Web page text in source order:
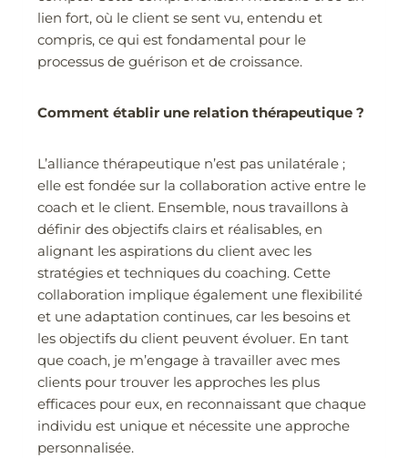
lien fort, où le client se sent vu, entendu et
compris, ce qui est fondamental pour le
processus de guérison et de croissance.
Comment établir une relation thérapeutique ?
L’alliance thérapeutique n’est pas unilatérale ;
elle est fondée sur la collaboration active entre le
coach et le client. Ensemble, nous travaillons à
définir des objectifs clairs et réalisables, en
alignant les aspirations du client avec les
stratégies et techniques du coaching. Cette
collaboration implique également une flexibilité
et une adaptation continues, car les besoins et
les objectifs du client peuvent évoluer. En tant
que coach, je m’engage à travailler avec mes
clients pour trouver les approches les plus
efficaces pour eux, en reconnaissant que chaque
individu est unique et nécessite une approche
personnalisée.